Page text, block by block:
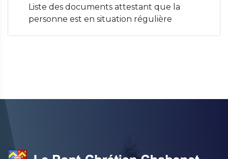
Liste des documents attestant que la
personne est en situation régulière